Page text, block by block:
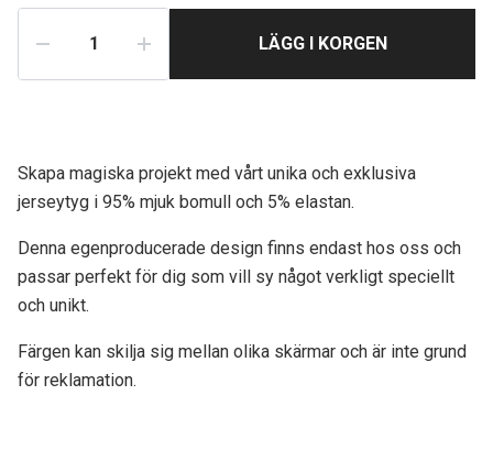
LÄGG I KORGEN
Skapa magiska projekt med vårt unika och exklusiva
jerseytyg i 95% mjuk bomull och 5% elastan.
Denna egenproducerade design finns endast hos oss och
passar perfekt för dig som vill sy något verkligt speciellt
och unikt.
Färgen kan skilja sig mellan olika skärmar och är inte grund
för reklamation.